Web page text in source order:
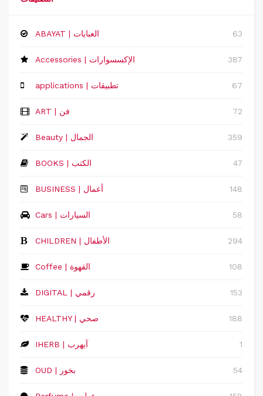
ABAYAT | العبايات 63
Accessories | الإكسسوارات 387
applications | تطبيقات 67
ART | فن 72
Beauty | الجمال 359
BOOKS | الكتب 47
‏BUSINESS | أعمال 148
Cars | السيارات 58
CHILDREN | الأطفال 294
Coffee | القهوة 108
DIGITAL | رقمي 153
HEALTHY | صحي 188
IHERB | آيهرب 1
OUD | بخور 54